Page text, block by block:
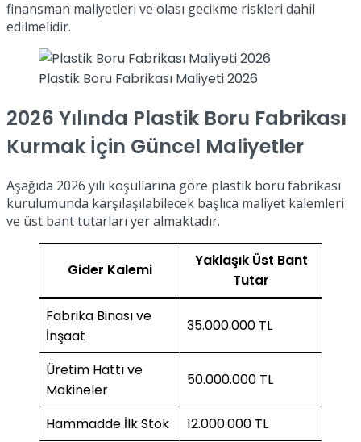
finansman maliyetleri ve olası gecikme riskleri dahil
edilmelidir.
Plastik Boru Fabrikası Maliyeti 2026
2026 Yılında Plastik Boru Fabrikası
Kurmak İçin Güncel Maliyetler
Aşağıda 2026 yılı koşullarına göre plastik boru fabrikası
kurulumunda karşılaşılabilecek başlıca maliyet kalemleri
ve üst bant tutarları yer almaktadır.
Gider Kalemi
Yaklaşık Üst Bant
Tutar
Fabrika Binası ve
İnşaat
35.000.000 TL
Üretim Hattı ve
Makineler
50.000.000 TL
Hammadde İlk Stok 12.000.000 TL